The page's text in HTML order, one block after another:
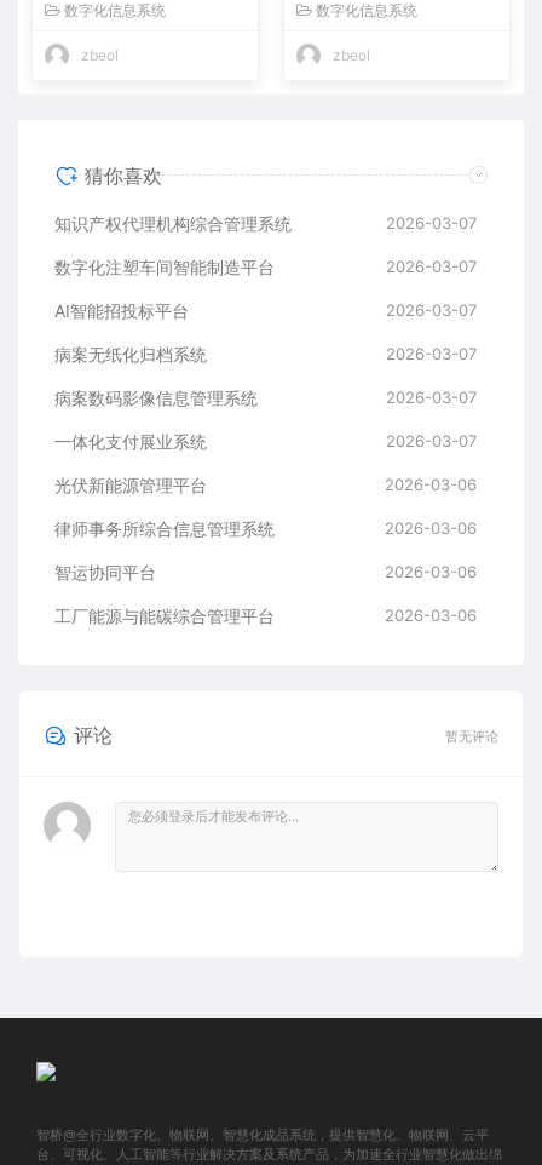
数字化信息系统
zbeol
数字化信息系统
zbeol
猜你喜欢
知识产权代理机构综合管理系统 2026-03-07
数字化注塑车间智能制造平台 2026-03-07
AI智能招投标平台 2026-03-07
病案无纸化归档系统 2026-03-07
病案数码影像信息管理系统 2026-03-07
一体化支付展业系统 2026-03-07
光伏新能源管理平台 2026-03-06
律师事务所综合信息管理系统 2026-03-06
智运协同平台 2026-03-06
工厂能源与能碳综合管理平台 2026-03-06
评论 暂无评论
智桥@全行业数字化、物联网、智慧化成品系统，提供智慧化、物联网、云平
台、可视化、人工智能等行业解决方案及系统产品，为加速全行业智慧化做出绵